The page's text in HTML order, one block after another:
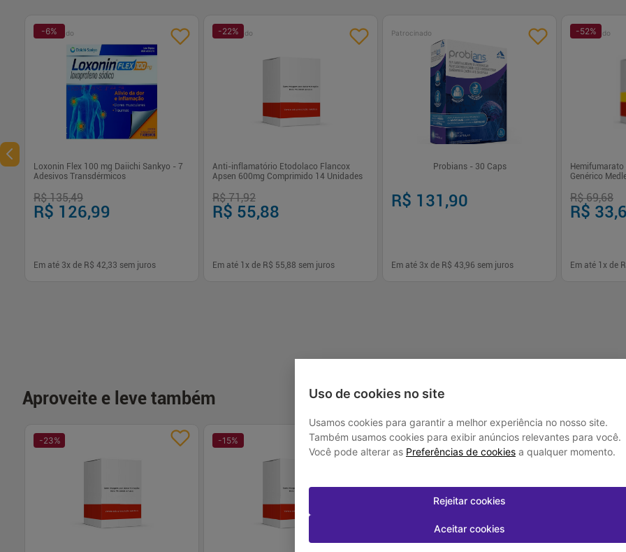
Uso de cookies no site
Usamos cookies para garantir a melhor experiência no nosso site.
Também usamos cookies para exibir anúncios relevantes para você.
Você pode alterar as Preferências de cookies a qualquer momento.
Rejeitar cookies
Aceitar cookies
Patrocinado
-6%
Loxonin Flex 100 mg Daiichi Sankyo - 7
Adesivos Transdérmicos
R$ 135,49
R$ 126,99
Em até 3x de R$ 42,33 sem juros
Patrocinado
-22%
Anti-inflamatório Etodolaco Flancox
Apsen 600mg Comprimido 14 Unidades
R$ 71,92
R$ 55,88
Em até 1 x de R$ 55,88 sem juros
Patrocinado
Probians - 30 Caps
R$ 131,90
Em até 3x de R$ 43,96 sem juros
Patrocinado
-52%
Genérico
R$ 69,68
R$
Em até 1 x de
Aproveite e leve também
-23% -15% -15% -22%